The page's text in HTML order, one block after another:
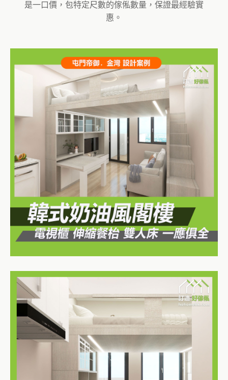
是一口價，包特定尺數的傢俬數量，保證最經驗實
惠。